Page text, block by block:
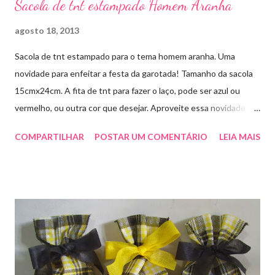
Sacola de tnt estampado Homem Aranha
agosto 18, 2013
Sacola de tnt estampado para o tema homem aranha. Uma
novidade para enfeitar a festa da garotada! Tamanho da sacola
15cmx24cm. A fita de tnt para fazer o laço, pode ser azul ou
vermelho, ou outra cor que desejar. Aproveite essa novidade e
COMPARTILHAR
POSTAR UM COMENTÁRIO LEIA MAIS